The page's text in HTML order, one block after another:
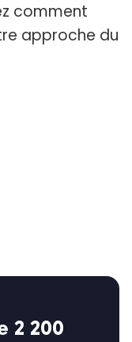
comment
approche du
2 200